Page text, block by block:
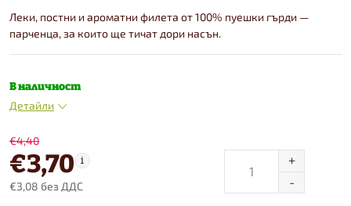
Леки, постни и ароматни филета от 100% пуешки гърди —
парченца, за които ще тичат дори насън.
В наличност
Детайли
€4,40
€3,70
€3,08 без ДДС